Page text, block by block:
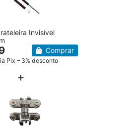
Invisível
Pix – 3% desconto
Comprar